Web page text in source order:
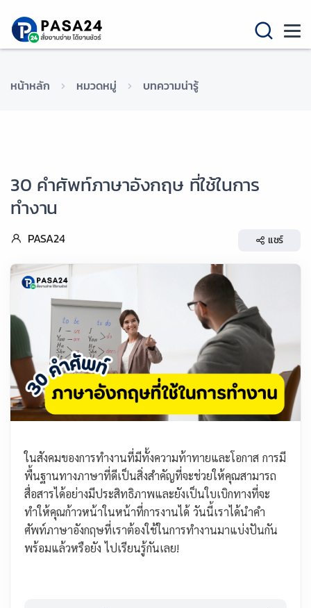
หน้าหลัก หมวดหมู่ บทความน่ารู้
30 คำศัพท์ภาษาอังกฤษ ที่ใช้ในการ
ทำงาน
PASA24 แชร์
ในสังคมของการทำงานที่มีทั้งความท้าทายและโอกาส การมี
พื้นฐานทางภาษาที่ดีเป็นสิ่งสำคัญที่จะช่วยให้คุณสามารถ
สื่อสารได้อย่างมีประสิทธิภาพและยังเป็นใบเบิกทางที่จะ
ทำให้คุณก้าวหน้าในหน้าที่การงานได้ วันนี้เราได้นำคำ
ศัพท์ภาษาอังกฤษที่เราต้องใช้ในการทำงานมาแบ่งปันกัน
พร้อมแล้วหรือยัง ไปเรียนรู้กันเลย!